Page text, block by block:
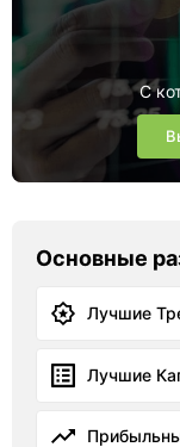
С
Основные
Лучшие
Лучшие